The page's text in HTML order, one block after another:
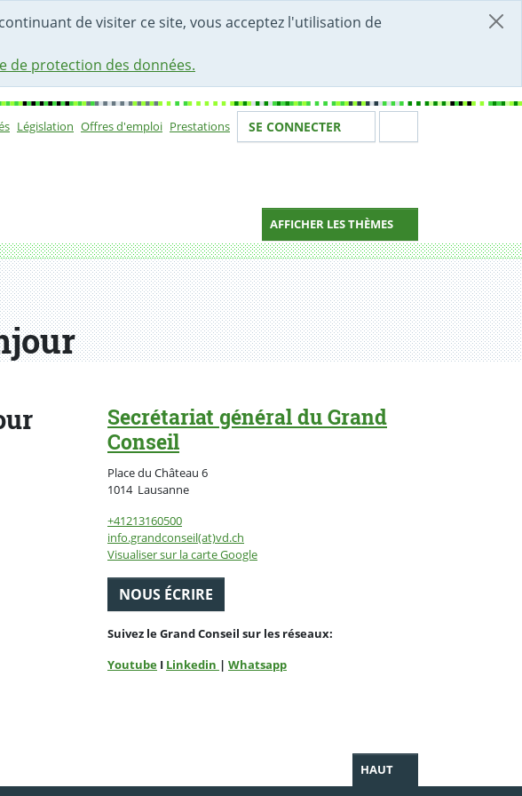
de visiter ce site, vous acceptez l'utilisation de
de protection des données.
Législation Offres d'emploi Prestations Votre identité
SE CONNECTER
AFFICHER LES THÈMES
Secrétariat général du Grand
Conseil
Place du Château 6
1014 LausanneSuisse
+41213160500
info.grandconseil(at)vd.ch
Visualiser sur la carte Google
NOUS ÉCRIRE
Suivez le Grand Conseil sur les réseaux:
Youtube I Linkedin | Whatsapp
HAUT